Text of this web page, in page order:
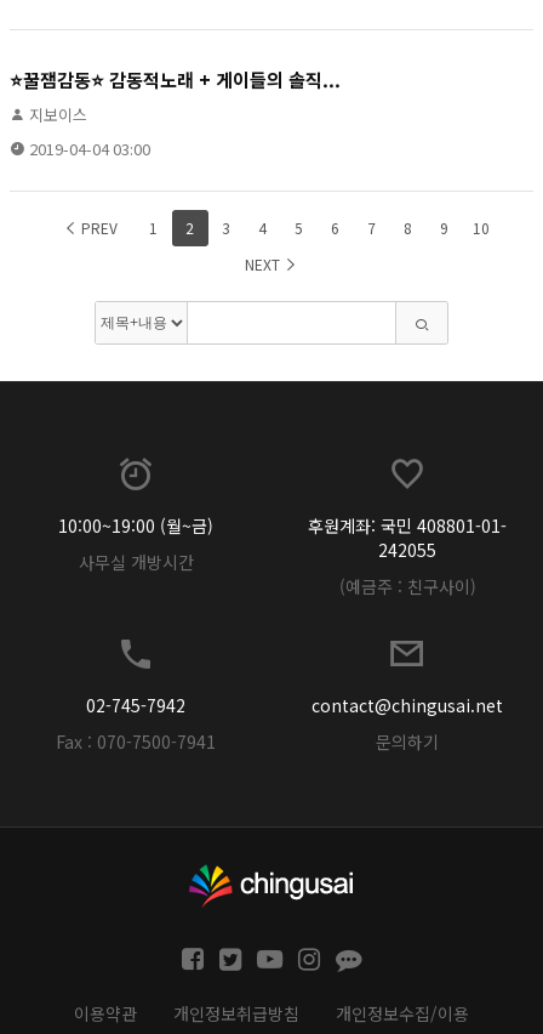
⭐️꿀잼감동⭐️ 감동적노래 + 게이들의 솔직...
지보이스
2019-04-04 03:00
PREV 1 2 3 4 5 6 7 8 9
10
NEXT
10:00~19:00 (월~금)
사무실 개방시간
후원계좌: 국민 408801-01-
242055
(예금주 : 친구사이)
02-745-7942
Fax : 070-7500-7941
contact@chingusai.net
문의하기
이용약관 개인정보취급방침 개인정보수집/이용